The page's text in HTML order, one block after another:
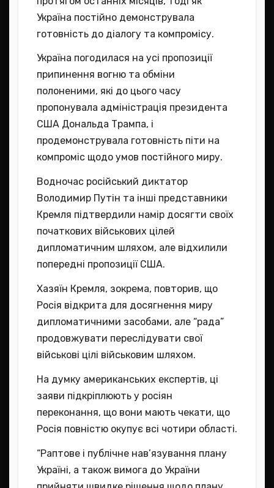
Україна постійно демонструвала
готовність до діалогу та компромісу.
Україна погодилася на усі пропозиції
припинення вогню та обміни
полоненими, які до цього часу
пропонувала адміністрація президента
США Дональда Трампа, і
продемонструвала готовність піти на
компроміс щодо умов постійного миру.
Водночас російський диктатор
Володимир Путін та інші представники
Кремля підтвердили намір досягти своїх
початкових військових цілей
дипломатичним шляхом, але відхилили
попередні пропозиції США.
Хазяїн Кремля, зокрема, повторив, що
Росія відкрита для досягнення миру
дипломатичними засобами, але “рада”
продовжувати переслідувати свої
військові цілі військовим шляхом.
На думку американських експертів, ці
заяви підкріплюють у росіян
переконання, що вони мають чекати, що
Росія повністю окупує всі чотири області.
“Раптове і публічне нав’язування плану
Україні, а також вимога до України